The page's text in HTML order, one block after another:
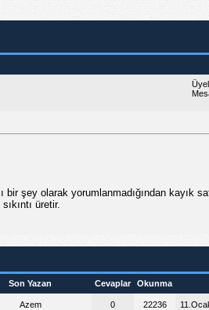
şey olarak yorumlanmadığından kayık
üretir.
Son Yazan Cevaplar Okunma
Azem 0 22236